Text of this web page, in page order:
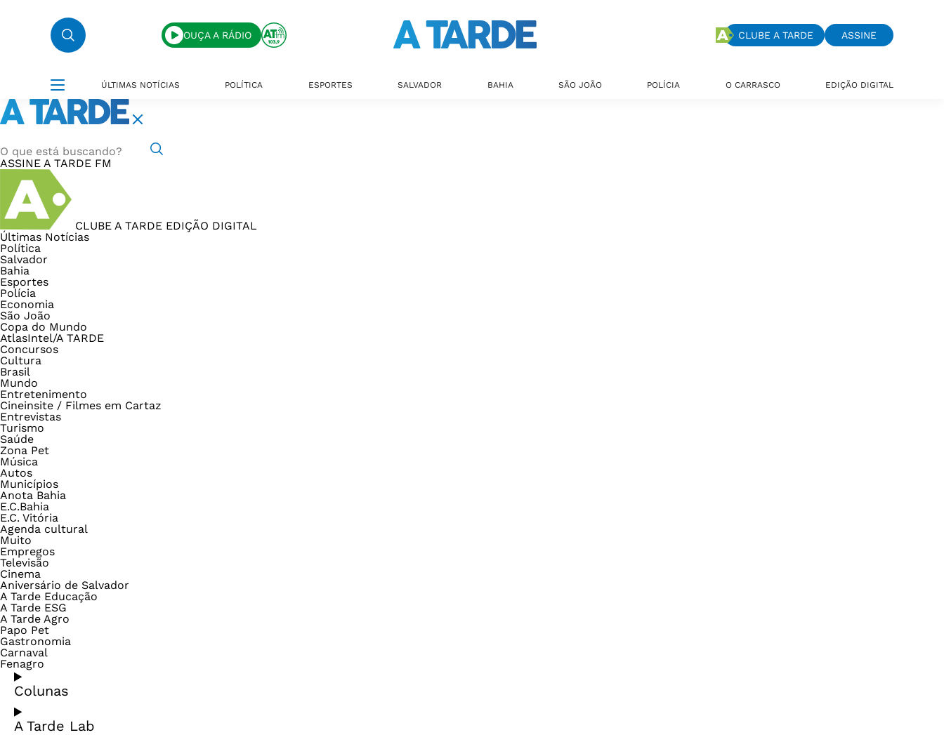
OUÇA A RÁDIO CLUBE A TARDE ASSINE
ÚLTIMAS NOTÍCIAS POLÍTICA ESPORTES SALVADOR BAHIA SÃO JOÃO POLÍCIA O CARRASCO EDIÇÃO DIGITAL
ASSINE A TARDE FM
CLUBE A TARDE EDIÇÃO DIGITAL
Últimas Notícias
Política
Salvador
Bahia
Esportes
Polícia
Economia
São João
Copa do Mundo
AtlasIntel/A TARDE
Concursos
Cultura
Brasil
Mundo
Entretenimento
Cineinsite / Filmes em Cartaz
Entrevistas
Turismo
Saúde
Zona Pet
Música
Autos
Municípios
Anota Bahia
E.C.Bahia
E.C. Vitória
Agenda cultural
Muito
Empregos
Televisão
Cinema
Aniversário de Salvador
A Tarde Educação
A Tarde ESG
A Tarde Agro
Papo Pet
Gastronomia
Carnaval
Fenagro
Colunas
A Tarde Lab